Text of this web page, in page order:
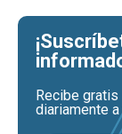
Recibe
diariamente